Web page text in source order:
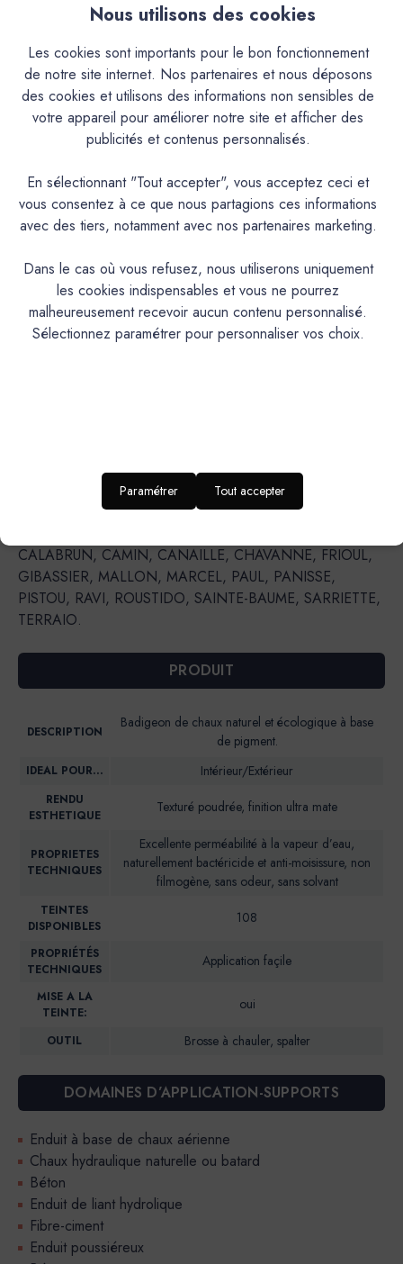
pour une meilleure intégration chromatique et esthétique
dans les décorations contemporaines, même sur des
supports modernes (BA13 ...).Sa nature en fait un produit
exceptionnel autant en intérieur qu'en extérieur.Cependant,
le mode de mise à la teinte peut limiter l'usage de certaines
couleurs.Le type de mise à la teinte (Teinté aux Pigments ou
donne à vos murs et plafonds, ainsi qu'aux façades, une
ambiance et chaleureuse, ses teintes semblent patinées par
le temps.Sa nature en fait un produit exceptionnel autant en
teinte (Pigments poudre à mélanger ou Pré-teinté) rend
utilisable ou non le produit en extérieur et peut limiter
l’usage de certaines couleurs.En version Pigments poudre à
mélanger, application déconseillée à l’extérieur pour les
OULIVIÉ, PESCADOU, PICNIC, SARTINE, SORMIOU,
TREMPETTE.Teintes qui peuvent être utilisées à l’extérieur
sauf dans le cas d’une I.T.E. (Isolation Thermique par
CALABRUN, CAMIN, CANAILLE, CHAVANNE, FRIOUL,
GIBASSIER, MALLON, MARCEL, PAUL, PANISSE,
PISTOU, RAVI, ROUSTIDO, SAINTE-BAUME, SARRIETTE,
TERRAIO.
PRODUIT
DESCRIPTION
Badigeon de chaux naturel et écologique à base
de pigment.
IDEAL POUR… Intérieur/Extérieur
RENDU
ESTHETIQUE
Texturé poudrée, finition ultra mate
PROPRIETES
TECHNIQUES
Excellente perméabilité à la vapeur d’eau,
naturellement bactéricide et anti-moisissure, non
filmogène, sans odeur, sans solvant
TEINTES
DISPONIBLES
108
PROPRIÉTÉS
TECHNIQUES
Application façile
MISE A LA
TEINTE:
oui
OUTIL Brosse à chauler, spalter
DOMAINES D’APPLICATION-SUPPORTS
Enduit à base de chaux aérienne
Chaux hydraulique naturelle ou batard
Béton
Enduit de liant hydrolique
Fibre-ciment
Enduit poussiéreux
Nous utilisons des cookies
Les cookies sont importants pour le bon fonctionnement
de notre site internet. Nos partenaires et nous déposons
des cookies et utilisons des informations non sensibles de
votre appareil pour améliorer notre site et afficher des
publicités et contenus personnalisés.
En sélectionnant "Tout accepter", vous acceptez ceci et
vous consentez à ce que nous partagions ces informations
avec des tiers, notamment avec nos partenaires marketing.
Dans le cas où vous refusez, nous utiliserons uniquement
les cookies indispensables et vous ne pourrez
malheureusement recevoir aucun contenu personnalisé.
Sélectionnez paramétrer pour personnaliser vos choix.
Paramétrer Tout accepter